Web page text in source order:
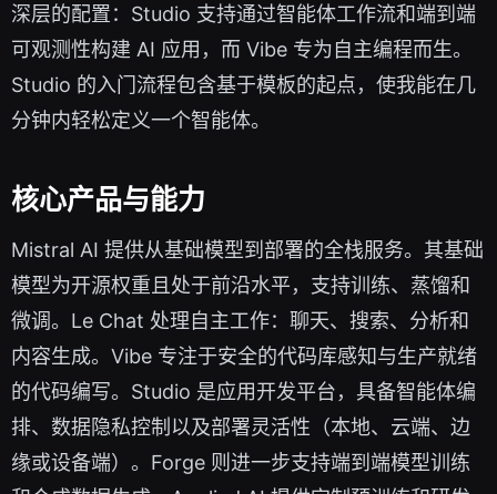
深层的配置：Studio 支持通过智能体工作流和端到端
可观测性构建 AI 应用，而 Vibe 专为自主编程而生。
Studio 的入门流程包含基于模板的起点，使我能在几
分钟内轻松定义一个智能体。
核心产品与能力
Mistral AI 提供从基础模型到部署的全栈服务。其基础
模型为开源权重且处于前沿水平，支持训练、蒸馏和
微调。Le Chat 处理自主工作：聊天、搜索、分析和
内容生成。Vibe 专注于安全的代码库感知与生产就绪
的代码编写。Studio 是应用开发平台，具备智能体编
排、数据隐私控制以及部署灵活性（本地、云端、边
缘或设备端）。Forge 则进一步支持端到端模型训练